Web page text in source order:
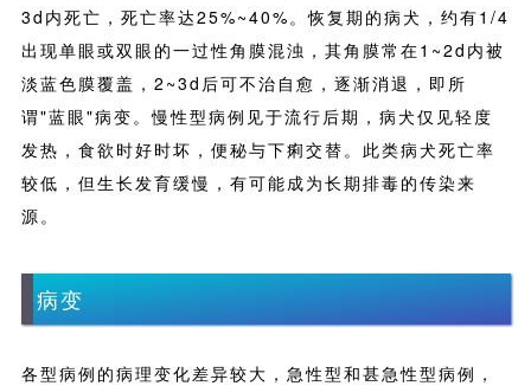
3d内死亡，死亡率达25%~40%。恢复期的病犬，约有1/4
出现单眼或双眼的一过性角膜混浊，其角膜常在1~2d内被
淡蓝色膜覆盖，2~3d后可不治自愈，逐渐消退，即所
谓"蓝眼"病变。慢性型病例见于流行后期，病犬仅见轻度
发热，食欲时好时坏，便秘与下痢交替。此类病犬死亡率
较低，但生长发育缓慢，有可能成为长期排毒的传染来
源。
病变
各型病例的病理变化差异较大，急性型和甚急性型病例，